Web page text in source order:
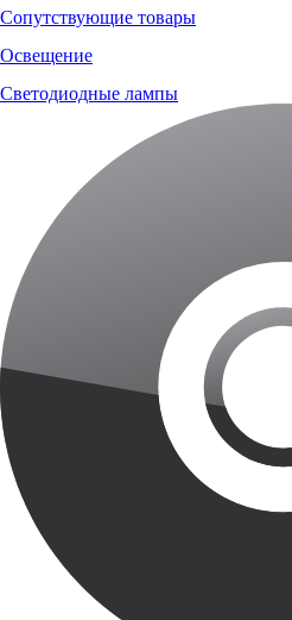
Сопутствующие товары
Освещение
Светодиодные лампы